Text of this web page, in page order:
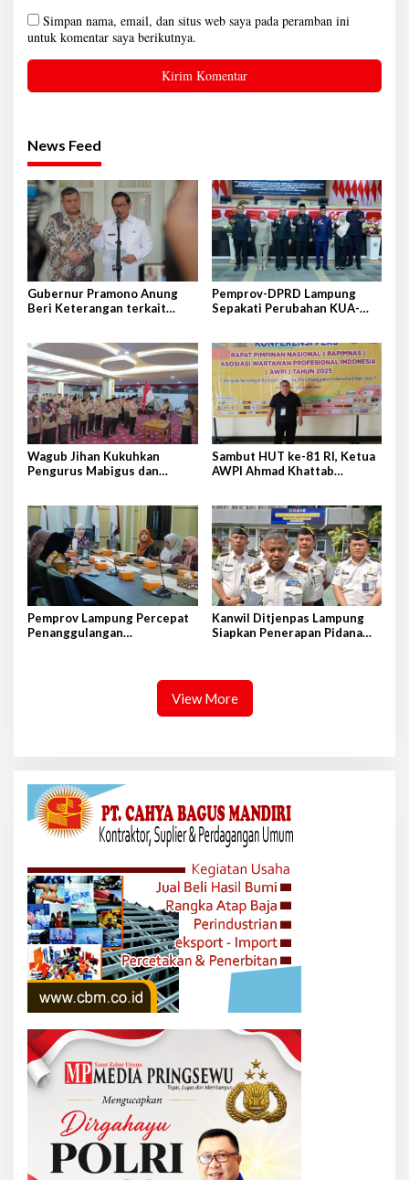
Simpan nama, email, dan situs web saya pada peramban ini
untuk komentar saya berikutnya.
News Feed
Gubernur Pramono Anung
Beri Keterangan terkait
Pemprov-DPRD Lampung
Sepakati Perubahan KUA-
Wagub Jihan Kukuhkan
Pengurus Mabigus dan
Sambut HUT ke-81 RI, Ketua
AWPI Ahmad Khattab
Pemprov Lampung Percepat
Penanggulangan
Kanwil Ditjenpas Lampung
Siapkan Penerapan Pidana
View More